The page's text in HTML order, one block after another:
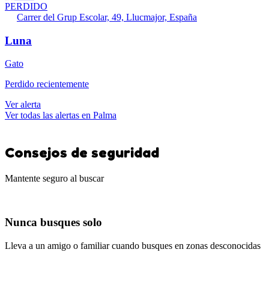
PERDIDO
Carrer del Grup Escolar, 49, Llucmajor, España
Luna
Gato
Perdido recientemente
Ver alerta
Ver todas las alertas en Palma
Consejos de seguridad
Mantente seguro al buscar
Nunca busques solo
Lleva a un amigo o familiar cuando busques en zonas desconocidas